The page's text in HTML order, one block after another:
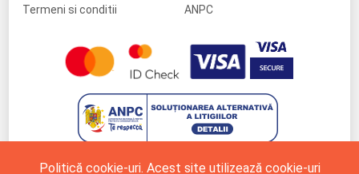
Politică cookie-uri. Acest site utilizează cookie-uri
Termeni si conditii
ANPC